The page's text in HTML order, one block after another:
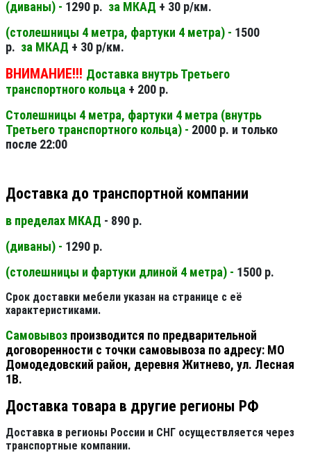
(диваны) - 1290 р. за МКАД + 30 р/км.
(столешницы 4 метра, фартуки 4 метра) - 1500
р. за МКАД + 30 р/км.
ВНИМАНИЕ!!! Доставка внутрь Третьего
транспортного кольца + 200 р.
Столешницы 4 метра, фартуки 4 метра (внутрь
Третьего транспортного кольца) - 2000 р. и только
после 22:00
Доставка до транспортной компании
в пределах МКАД - 890 р.
(диваны) - 1290 р.
(столешницы и фартуки длиной 4 метра) - 1500 р.
Срок доставки мебели указан на странице с её
характеристиками.
Самовывоз производится по предварительной
договоренности с точки самовывоза по адресу: МО
Домодедовский район, деревня Житнево, ул. Лесная
1В.
Доставка товара в другие регионы РФ
Доставка в регионы России и СНГ осуществляется через
транспортные компании.